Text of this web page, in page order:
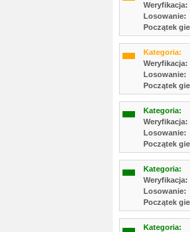
Weryfikacja:
Losowanie:
Początek
Kategoria:
Weryfikacja:
Losowanie:
Początek
Kategoria:
Weryfikacja:
Losowanie:
Początek
Kategoria:
Weryfikacja:
Losowanie:
Początek
Kategoria: